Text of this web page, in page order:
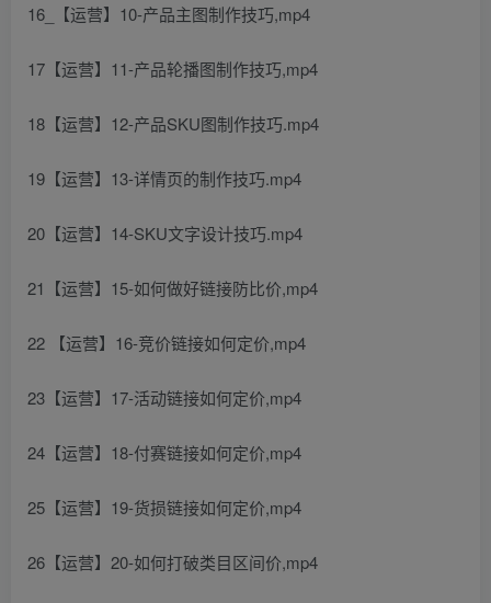
16_【运营】10-产品主图制作技巧,mp4
17【运营】11-产品轮播图制作技巧,mp4
18【运营】12-产品SKU图制作技巧.mp4
19【运营】13-详情页的制作技巧.mp4
20【运营】14-SKU文字设计技巧.mp4
21【运营】15-如何做好链接防比价,mp4
22 【运营】16-竞价链接如何定价,mp4
23【运营】17-活动链接如何定价,mp4
24【运营】18-付赛链接如何定价,mp4
25【运营】19-货损链接如何定价,mp4
26【运营】20-如何打破类目区间价,mp4